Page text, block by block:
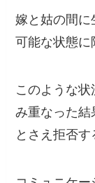
嫁と姑の間に
可能な状態に
このような
み重なった結
とさえ拒否す